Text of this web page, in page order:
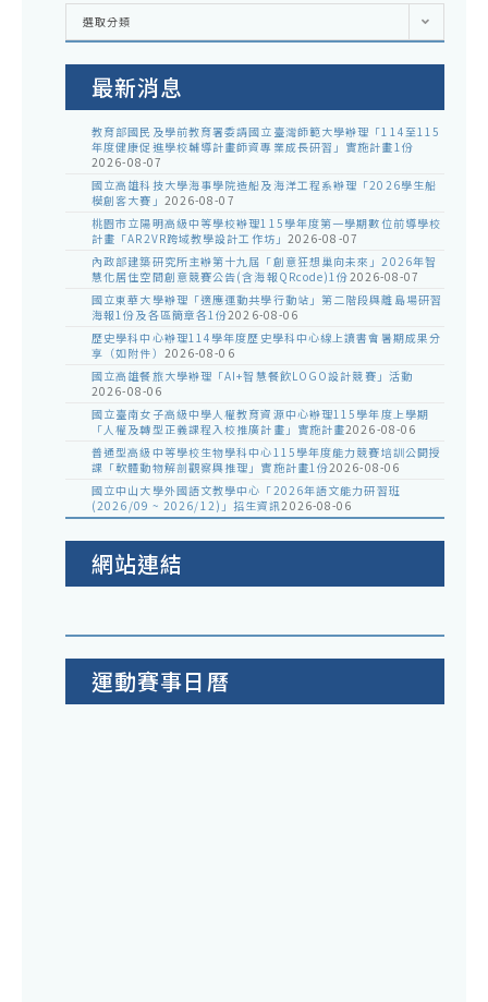
各
室
選取分類
最新消息
教育部國民及學前教育署委請國立臺灣師範大學辦理「114至115
年度健康促進學校輔導計畫師資專業成長研習」實施計畫1份
2026-08-07
國立高雄科技大學海事學院造船及海洋工程系辦理「2026學生船
模創客大賽」 2026-08-07
桃園市立陽明高級中等學校辦理115學年度第一學期數位前導學校
計畫「AR2VR跨域教學設計工作坊」 2026-08-07
內政部建築研究所主辦第十九屆「創意狂想巢向未來」2026年智
慧化居住空間創意競賽公告(含海報QRcode)1份2026-08-07
國立東華大學辦理「適應運動共學行動站」第二階段與離島場研習
海報1份及各區簡章各1份2026-08-06
歷史學科中心辦理114學年度歷史學科中心線上讀書會暑期成果分
享（如附件） 2026-08-06
國立高雄餐旅大學辦理「AI+智慧餐飲LOGO設計競賽」活動
2026-08-06
國立臺南女子高級中學人權教育資源中心辦理115學年度上學期
「人權及轉型正義課程入校推廣計畫」實施計畫2026-08-06
普通型高級中等學校生物學科中心115學年度能力競賽培訓公開授
課「軟體動物解剖觀察與推理」實施計畫1份2026-08-06
國立中山大學外國語文教學中心「2026年語文能力研習班
(2026/09 ~ 2026/12)」招生資訊2026-08-06
網站連結
運動賽事日曆